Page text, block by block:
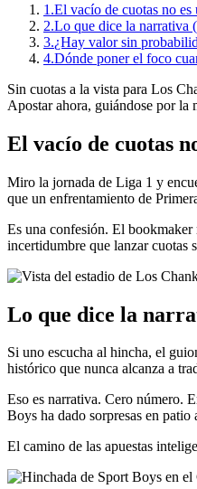
1.El vacío de cuotas no es
2.Lo que dice la narrativa
3.¿Hay valor sin
4.Dónde poner el foco
Sin cuotas a la vista para Los
Apostar ahora, guiándose por la
El vacío de cuotas
Miro la jornada de Liga 1 y
que un enfrentamiento de
Es una confesión. El
incertidumbre que lanzar cuotas
Lo que dice la
Si uno escucha al hincha, el
histórico que nunca alcanza a
Eso es narrativa. Cero número.
Boys ha dado sorpresas en
El camino de las apuestas